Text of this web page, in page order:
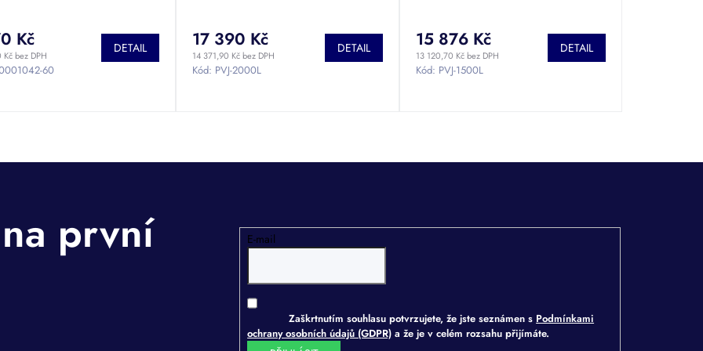
Kč bez DPH
Kč DETAIL
60
14 371,90 Kč bez DPH
17 390 Kč DETAIL
Kód: PVJ-2000L
13 120,70 Kč bez DPH
15 876 Kč DETAIL
Kód: PVJ-1500L
E-mail
Zaškrtnutím souhlasu potvrzujete, že jste seznámen s Podmínkami
ochrany osobních údajů (GDPR) a že je v celém rozsahu přijímáte.